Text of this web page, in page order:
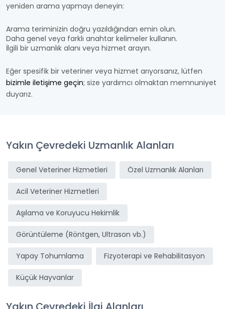
yeniden arama yapmayı deneyin:
Arama teriminizin doğru yazıldığından emin olun.
Daha genel veya farklı anahtar kelimeler kullanın.
İlgili bir uzmanlık alanı veya hizmet arayın.
Eğer spesifik bir veteriner veya hizmet arıyorsanız, lütfen
bizimle iletişime geçin; size yardımcı olmaktan memnuniyet
duyarız.
Yakın Çevredeki Uzmanlık Alanları
Genel Veteriner Hizmetleri Özel Uzmanlık Alanları
Acil Veteriner Hizmetleri
Aşılama ve Koruyucu Hekimlik
Görüntüleme (Röntgen, Ultrason vb.)
Yapay Tohumlama Fizyoterapi ve Rehabilitasyon
Küçük Hayvanlar